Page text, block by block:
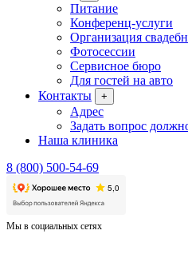
Питание
Конференц-услуги
Организация
Фотосессии
Сервисное бюро
Для гостей на авто
Контакты
+
Адрес
Задать вопрос
Наша клиника
8 (800) 500-54-69
Мы в социальных сетях